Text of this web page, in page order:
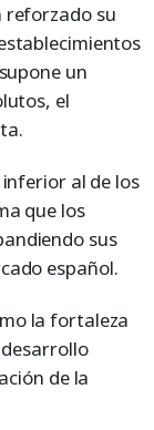
reforzado su
un
el
al de los
que los
sus
español.
la fortaleza
de la